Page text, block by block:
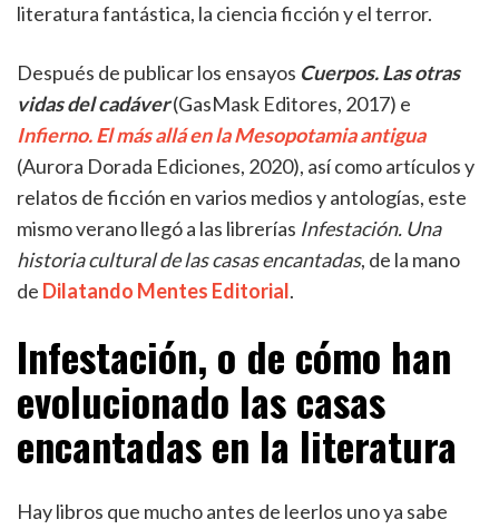
literatura fantástica, la ciencia ficción y el terror.
Después de publicar los ensayos Cuerpos. Las otras
vidas del cadáver(GasMask Editores, 2017) e
Infierno. El más allá en la Mesopotamia antigua
(Aurora Dorada Ediciones, 2020), así como artículos y
relatos de ficción en varios medios y antologías, este
mismo verano llegó a las librerías Infestación. Una
historia cultural de las casas encantadas, de la mano
de Dilatando Mentes Editorial.
Infestación, o de cómo han
evolucionado las casas
encantadas en la literatura
Hay libros que mucho antes de leerlos uno ya sabe